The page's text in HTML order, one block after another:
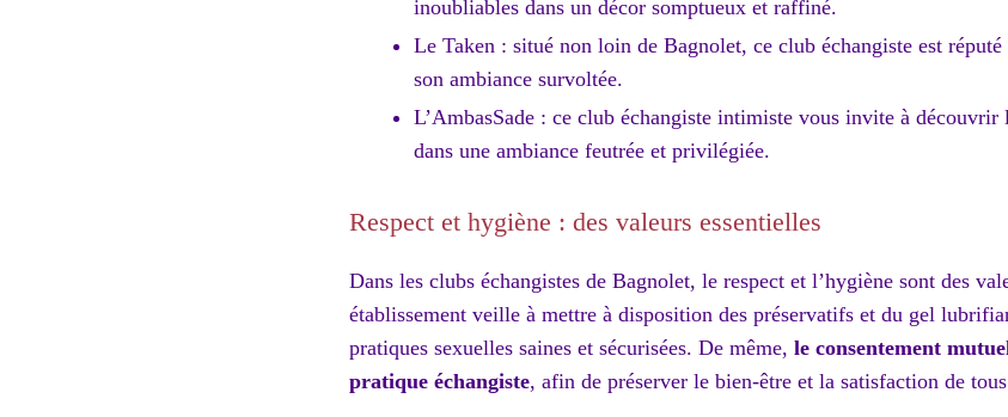
inoubliables dans un décor somptueux et raffiné.
Le Taken : situé non loin de Bagnolet, ce club échangiste est
son ambiance survoltée.
L’AmbasSade : ce club échangiste intimiste vous invite à
dans une ambiance feutrée et privilégiée.
Respect et hygiène : des valeurs essentielles
Dans les clubs échangistes de Bagnolet, le respect et l’hygiène sont des
établissement veille à mettre à disposition des préservatifs et du gel
pratiques sexuelles saines et sécurisées. De même, le consentement
pratique échangiste, afin de préserver le bien-être et la satisfaction de